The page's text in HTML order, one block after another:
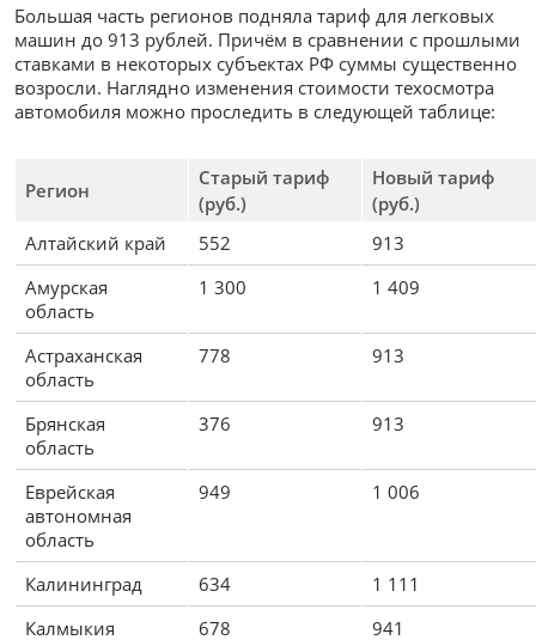
Большая часть регионов подняла тариф для легковых
машин до 913 рублей. Причём в сравнении с прошлыми
ставками в некоторых субъектах РФ суммы существенно
возросли. Наглядно изменения стоимости техосмотра
автомобиля можно проследить в следующей таблице:
Регион
Старый тариф
(руб.)
Новый тариф
(руб.)
Алтайский край
552
913
Амурская
область
1 300 1 409
Астраханская
область
778 913
Брянская
область
376 913
Еврейская
автономная
область
949 1 006
Калининград 634
1 111
Калмыкия
678 941